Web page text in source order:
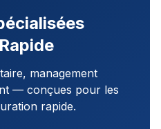
management
— conçues pour les
rapide.